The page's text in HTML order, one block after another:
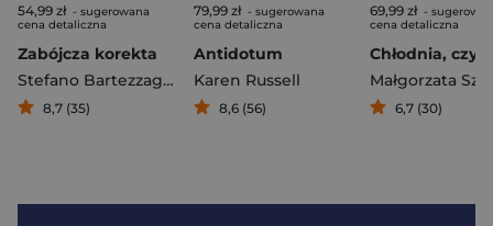
54,99 zł - sugerowana
cena detaliczna
Zabójcza korekta
Stefano Bartezzaghi
Pier Mauro Tamburini
8,7 (35)
79,99 zł - sugerowana
cena detaliczna
Antidotum
Karen Russell
8,6 (56)
69,99 zł -
cena detaliczna
6,7 (30)